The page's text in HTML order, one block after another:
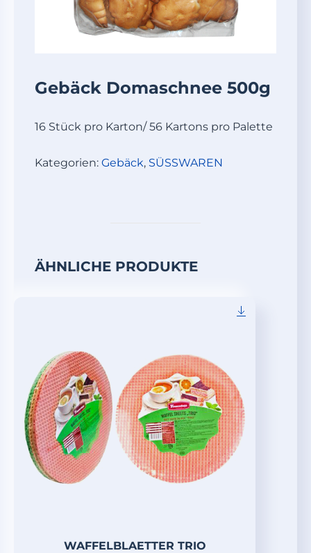
Gebäck Domaschnee 500g
16 Stück pro Karton/ 56 Kartons pro Palette
Kategorien: Gebäck, SÜSSWAREN
ÄHNLICHE PRODUKTE
WAFFELBLAETTER TRIO